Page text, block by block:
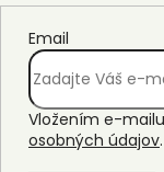
Email
Vložením e-
osobných údajov.